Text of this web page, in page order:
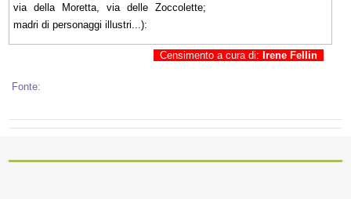
via della Moretta, via delle Zoccolette;
madri di personaggi illustri...):
Censimento a cura di: Irene Fellin
Fonte: